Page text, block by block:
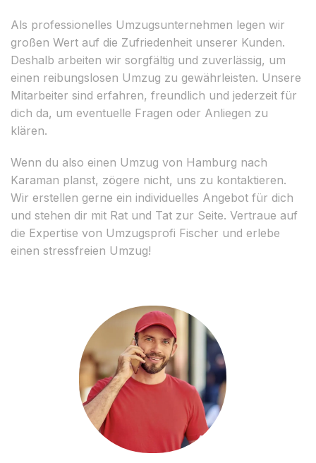
Als professionelles Umzugsunternehmen legen wir
großen Wert auf die Zufriedenheit unserer Kunden.
Deshalb arbeiten wir sorgfältig und zuverlässig, um
einen reibungslosen Umzug zu gewährleisten. Unsere
Mitarbeiter sind erfahren, freundlich und jederzeit für
dich da, um eventuelle Fragen oder Anliegen zu
klären.
Wenn du also einen Umzug von Hamburg nach
Karaman planst, zögere nicht, uns zu kontaktieren.
Wir erstellen gerne ein individuelles Angebot für dich
und stehen dir mit Rat und Tat zur Seite. Vertraue auf
die Expertise von Umzugsprofi Fischer und erlebe
einen stressfreien Umzug!